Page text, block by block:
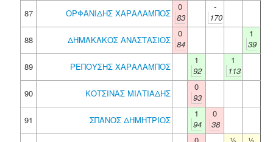
87
ΟΡΦΑΝΙΔΗΣ ΧΑΡΑΛΑΜΠΟΣ
0
83
-
170
88
ΔΗΜΑΚΑΚΟΣ ΑΝΑΣΤΑΣΙΟΣ
0
84
1
39
89
ΡΕΠΟΥΣΗΣ ΧΑΡΑΛΑΜΠΟΣ
1
92
1
113
90
ΚΟΤΣΙΝΑΣ ΜΙΛΤΙΑΔΗΣ
0
93
91
ΣΠΑΝΟΣ ΔΗΜΗΤΡΙΟΣ
1
94
0
38